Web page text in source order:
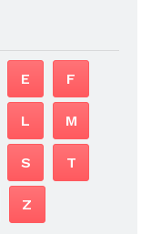
E F
L M
S T
Z